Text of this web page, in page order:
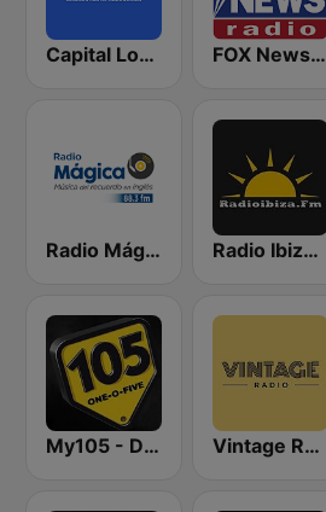
Capital London FOX News Radio
Radio Mágica 88.3 FM Radio Ibiza FM
My105 - Dance Vintage Radio